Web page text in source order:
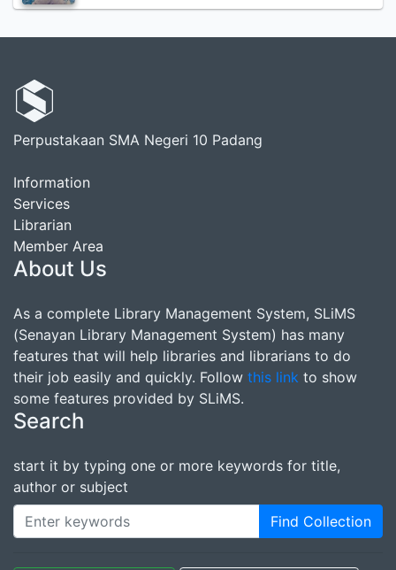
Perpustakaan SMA Negeri 10 Padang
Information
Services
Librarian
Member Area
About Us
As a complete Library Management System, SLiMS
(Senayan Library Management System) has many
features that will help libraries and librarians to do
their job easily and quickly. Follow this link to show
some features provided by SLiMS.
Search
start it by typing one or more keywords for title,
author or subject
Find Collection